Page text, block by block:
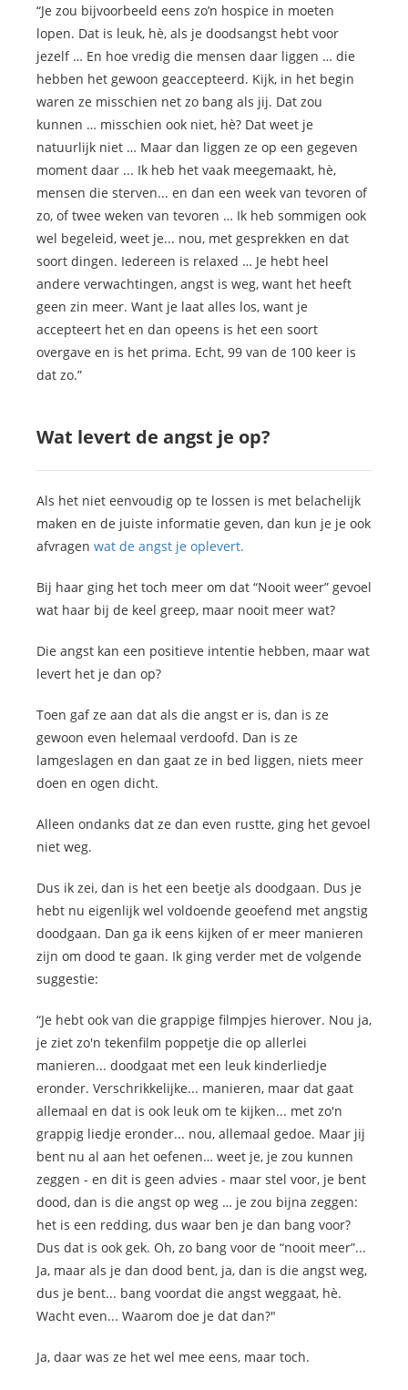
“Je zou bijvoorbeeld eens zo’n hospice in moeten
lopen. Dat is leuk, hè, als je doodsangst hebt voor
jezelf … En hoe vredig die mensen daar liggen … die
hebben het gewoon geaccepteerd. Kijk, in het begin
waren ze misschien net zo bang als jij. Dat zou
kunnen … misschien ook niet, hè? Dat weet je
natuurlijk niet … Maar dan liggen ze op een gegeven
moment daar ... Ik heb het vaak meegemaakt, hè,
mensen die sterven... en dan een week van tevoren of
zo, of twee weken van tevoren … Ik heb sommigen ook
wel begeleid, weet je... nou, met gesprekken en dat
soort dingen. Iedereen is relaxed … Je hebt heel
andere verwachtingen, angst is weg, want het heeft
geen zin meer. Want je laat alles los, want je
accepteert het en dan opeens is het een soort
overgave en is het prima. Echt, 99 van de 100 keer is
dat zo.”
Wat levert de angst je op?
Als het niet eenvoudig op te lossen is met belachelijk
maken en de juiste informatie geven, dan kun je je ook
afvragen wat de angst je oplevert.
Bij haar ging het toch meer om dat “Nooit weer” gevoel
wat haar bij de keel greep, maar nooit meer wat?
Die angst kan een positieve intentie hebben, maar wat
levert het je dan op?
Toen gaf ze aan dat als die angst er is, dan is ze
gewoon even helemaal verdoofd. Dan is ze
lamgeslagen en dan gaat ze in bed liggen, niets meer
doen en ogen dicht.
Alleen ondanks dat ze dan even rustte, ging het gevoel
niet weg.
Dus ik zei, dan is het een beetje als doodgaan. Dus je
hebt nu eigenlijk wel voldoende geoefend met angstig
doodgaan. Dan ga ik eens kijken of er meer manieren
zijn om dood te gaan. Ik ging verder met de volgende
suggestie:
“Je hebt ook van die grappige filmpjes hierover. Nou ja,
je ziet zo'n tekenfilm poppetje die op allerlei
manieren... doodgaat met een leuk kinderliedje
eronder. Verschrikkelijke... manieren, maar dat gaat
allemaal en dat is ook leuk om te kijken... met zo'n
grappig liedje eronder... nou, allemaal gedoe. Maar jij
bent nu al aan het oefenen… weet je, je zou kunnen
zeggen - en dit is geen advies - maar stel voor, je bent
dood, dan is die angst op weg … je zou bijna zeggen:
het is een redding, dus waar ben je dan bang voor?
Dus dat is ook gek. Oh, zo bang voor de “nooit meer”...
Ja, maar als je dan dood bent, ja, dan is die angst weg,
dus je bent... bang voordat die angst weggaat, hè.
Wacht even... Waarom doe je dat dan?"
Ja, daar was ze het wel mee eens, maar toch.